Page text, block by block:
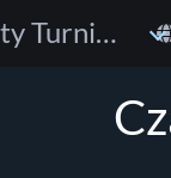
Czarny Pas. Otwarty Turniej BJJ Gi & No Gi